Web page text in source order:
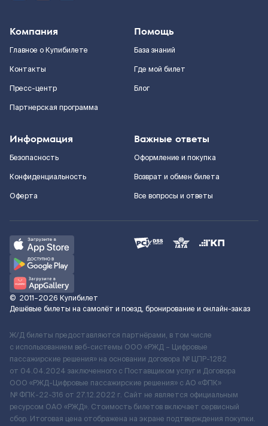
Компания
Главное о Купибилете
Контакты
Пресс-центр
Партнерская программа
Помощь
База знаний
Где мой билет
Блог
Информация
Безопасность
Конфиденциальность
Оферта
Важные ответы
Оформление и покупка
Возврат и обмен билета
Все вопросы и ответы
© 2011–2026 Купибилет
Дешёвые билеты на самолёт и поезд, бронирование и онлайн-заказ
Ж/Д билеты предоставляются партнёрами, в том числе
с использованием веб-системы ООО «РЖД – Цифровые
пассажирские решения» на основании договора № ЦПР-1282
от 04.04.2024 заключенного с Поставщиком услуг и Договора
ООО «РЖД-Цифровые пассажирские решения» c АО «ФПК»
№ ФПК-22-316 от 27.12.2022 г. Сайт не является официальным
ресурсом ОАО «РЖД». Стоимость билетов включает сервисный
сбор. Итоговая цена отображена на экране подтверждения покупки.